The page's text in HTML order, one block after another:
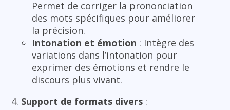
Permet de corriger la prononciation
des mots spécifiques pour améliorer
la précision.
Intonation et émotion : Intègre des
variations dans l’intonation pour
exprimer des émotions et rendre le
discours plus vivant.
Support de formats divers :